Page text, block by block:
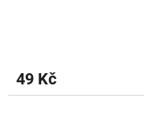
49 Kč